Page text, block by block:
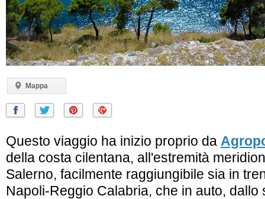
Mappa
Questo viaggio ha inizio proprio da
della costa cilentana, all'estremità
Salerno, facilmente raggiungibile sia in
Napoli-Reggio Calabria, che in auto, dallo